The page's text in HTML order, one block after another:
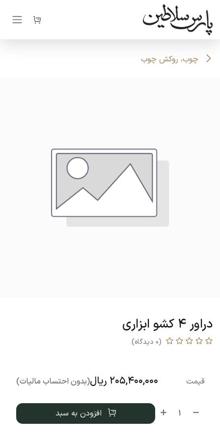
صرف نظر و مشاهده محتوا
چوب، روکش چوب
دراور 4 کشو ابزاری
(0 دیدگاه)
افزودن به سبد
قیمت 205,400,000 ریال(بدون احتساب مالیات)